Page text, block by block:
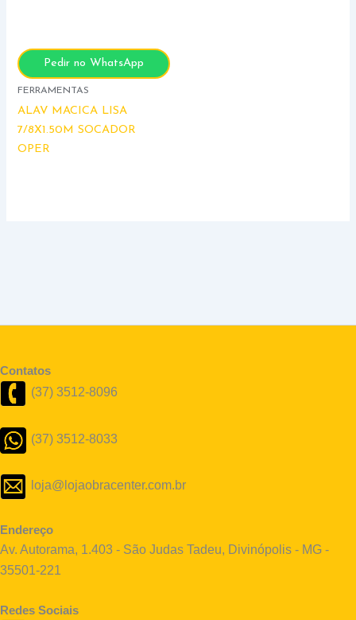
Pedir no WhatsApp
FERRAMENTAS
ALAV MACICA LISA
7/8X1.50M SOCADOR
OPER
Contatos
(37) 3512-8096
(37) 3512-8033
loja@lojaobracenter.com.br
Endereço
Av. Autorama, 1.403 - São Judas Tadeu, Divinópolis - MG -
35501-221
Redes Sociais